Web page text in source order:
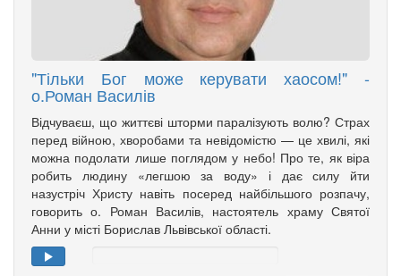
"Тільки Бог може керувати хаосом!" -
о.Роман Василів
Відчуваєш, що життєві шторми паралізують волю? Страх
перед війною, хворобами та невідомістю — це хвилі, які
можна подолати лише поглядом у небо! Про те, як віра
робить людину «легшою за воду» і дає силу йти
назустріч Христу навіть посеред найбільшого розпачу,
говорить о. Роман Василів, настоятель храму Святої
Анни у місті Борислав Львівської області.